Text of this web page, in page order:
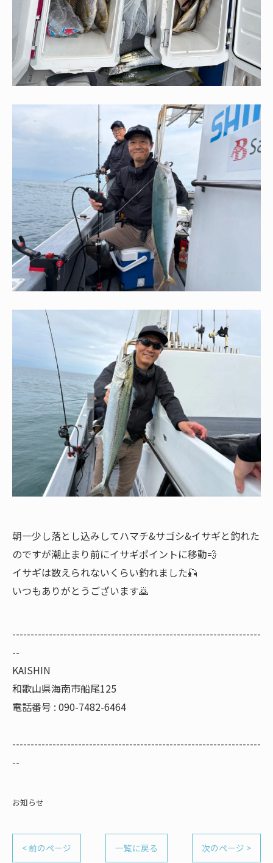
朝一少し落とし込みしてハマチ&サゴシ&イサギと釣れた
のですが潮止まり前にイサギポイントに移動💨
イサギは数えられないくらい釣れました🎣
いつもありがとうございます🙇
--------------------------------------------------------------------
--
KAISHIN
和歌山県海南市船尾125
電話番号 : 090-7482-6464
--------------------------------------------------------------------
--
お知らせ
< 前のページ 一覧に戻る 次のページ >